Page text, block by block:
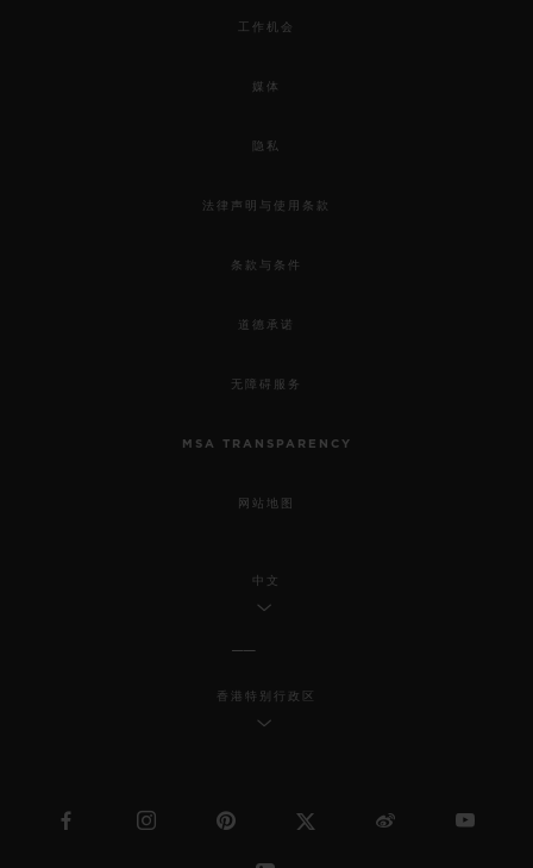
工作机会
媒体
隐私
法律声明与使用条款
条款与条件
道德承诺
无障碍服务
MSA TRANSPARENCY
网站地图
中文
香港特别行政区